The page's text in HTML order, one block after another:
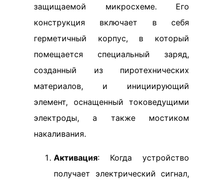
защищаемой микросхеме. Его
конструкция включает в себя
герметичный корпус, в который
помещается специальный заряд,
созданный из пиротехнических
материалов, и инициирующий
элемент, оснащенный токоведущими
электроды, а также мостиком
накаливания.
Активация: Когда устройство
получает электрический сигнал,